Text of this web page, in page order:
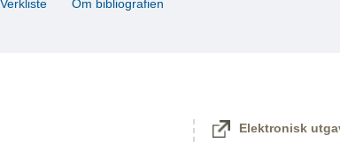
Verkliste Om bibliografien
Elektronisk